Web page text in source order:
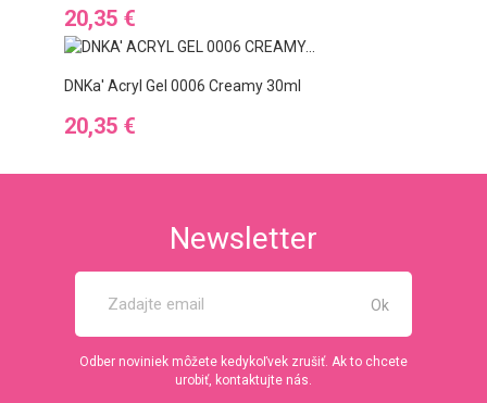
DNKa' Acryl Gel 0006 Creamy 30ml
Cena
20,35 €